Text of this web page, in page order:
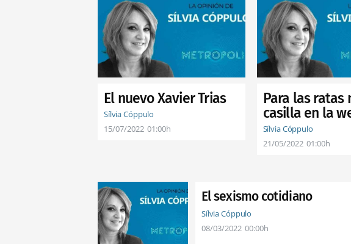
El nuevo Xavier Trias
Sílvia Cóppulo
15/07/2022 01:00h
Para las ratas
casilla en la
Sílvia Cóppulo
21/05/2022 01:00h
El sexismo cotidiano
Sílvia Cóppulo
08/03/2022 00:00h